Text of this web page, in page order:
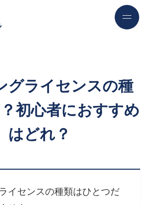
グライセンスの種
初心者におすすめ
はどれ？
イセンスの種類はひとつだ